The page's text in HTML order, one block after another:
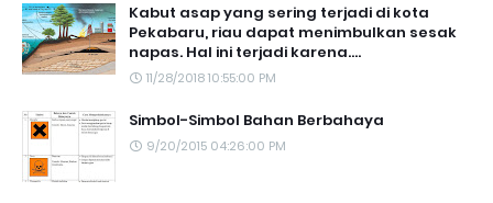
Kabut asap yang sering terjadi di kota
Pekabaru, riau dapat menimbulkan sesak
napas. Hal ini terjadi karena....
11/28/2018 10:55:00 PM
Simbol-Simbol Bahan Berbahaya
9/20/2015 04:26:00 PM